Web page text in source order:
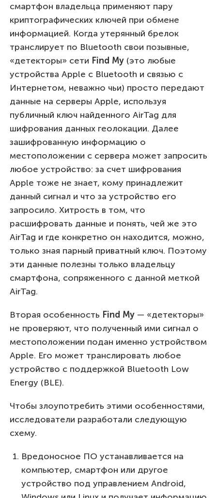
смартфон владельца применяют пару
криптографических ключей при обмене
информацией. Когда утерянный брелок
транслирует по Bluetooth свои позывные,
«детекторы» сети Find My (это любые
устройства Apple с Bluetooth и связью с
Интернетом, неважно чьи) просто передают
данные на серверы Apple, используя
публичный ключ найденного AirTag для
шифрования данных геолокации. Далее
зашифрованную информацию о
местоположении с сервера может запросить
любое устройство: за счет шифрования
Apple тоже не знает, кому принадлежит
данный сигнал и что за устройство его
запросило. Хитрость в том, что
расшифровать данные и понять, чей же это
AirTag и где конкретно он находится, можно,
только зная парный приватный ключ. Поэтому
эти данные полезны только владельцу
смартфона, сопряженного с данной меткой
AirTag.
Вторая особенность Find My — «детекторы»
не проверяют, что полученный ими сигнал о
местоположении подан именно устройством
Apple. Его может транслировать любое
устройство с поддержкой Bluetooth Low
Energy (BLE).
Чтобы злоупотребить этими особенностями,
исследователи разработали следующую
схему.
Вредоносное ПО устанавливается на
компьютер, смартфон или другое
устройство под управлением Android,